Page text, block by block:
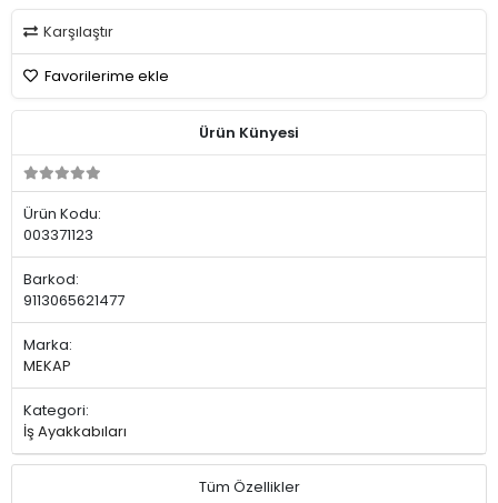
Karşılaştır
Favorilerime ekle
Ürün Künyesi
Ürün Kodu:
003371123
Barkod:
9113065621477
Marka:
MEKAP
Kategori:
İş Ayakkabıları
Tüm Özellikler